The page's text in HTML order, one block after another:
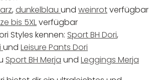
, dunkelblau und weinrotverfügbar
bis 5XLverfügbar
Styles kennen: Sport BH Dori,
und Leisure Pants Dori
Sport BH Merja und Leggings Merja